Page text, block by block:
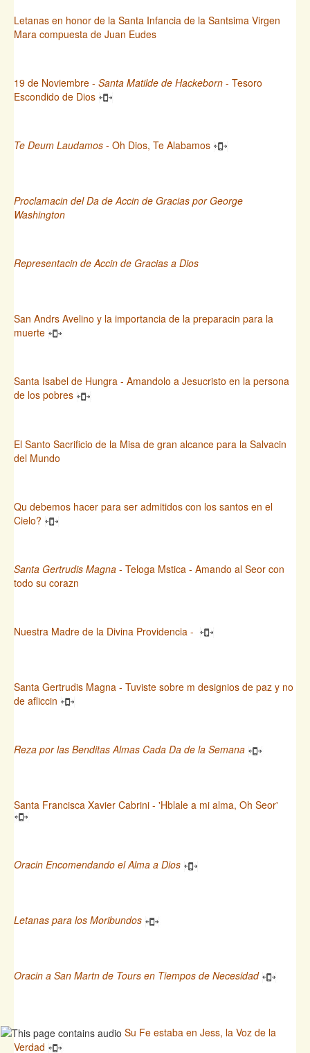
Letanas en honor de la Santa Infancia de la Santsima Virgen
Mara compuesta de Juan Eudes
19 de Noviembre - Santa Matilde de Hackeborn - Tesoro
Escondido de Dios
Te Deum Laudamos - Oh Dios, Te Alabamos
Proclamacin del Da de Accin de Gracias por George
Washington
Representacin de Accin de Gracias a Dios
San Andrs Avelino y la importancia de la preparacin para la
muerte
Santa Isabel de Hungra - Amandolo a Jesucristo en la persona
de los pobres
El Santo Sacrificio de la Misa de gran alcance para la Salvacin
del Mundo
Qu debemos hacer para ser admitidos con los santos en el
Cielo?
Santa Gertrudis Magna - Teloga Mstica - Amando al Seor con
todo su corazn
Nuestra Madre de la Divina Providencia -
Santa Gertrudis Magna - Tuviste sobre m designios de paz y no
de afliccin
Reza por las Benditas Almas Cada Da de la Semana
Santa Francisca Xavier Cabrini - 'Hblale a mi alma, Oh Seor'
Oracin Encomendando el Alma a Dios
Letanas para los Moribundos
Oracin a San Martn de Tours en Tiempos de Necesidad
Su Fe estaba en Jess, la Voz de la
Verdad